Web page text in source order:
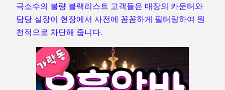
극소수의 불량 블랙리스트 고객들은 매장의 카운터와
담당 실장이 현장에서 사전에 꼼꼼하게 필터링하여 원
천적으로 차단해 줍니다.